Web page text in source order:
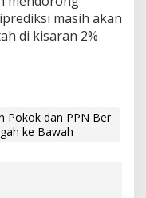
masih akan
di kisaran 2%
Pokok dan PPN Ber
ke Bawah